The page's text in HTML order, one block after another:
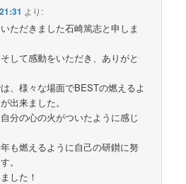
より:
ただきました石崎篤志と申しま
して感動をいただき、ありがと
、様々な場面でBESTの燃えるよ
出来ました。
分の心の火がついたように感じ
も燃えるように自己の研鑚に努
。
した！